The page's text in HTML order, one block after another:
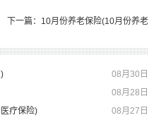
下一篇：10月份养老保险(10月份养老
08月30日
08月28日
08月27日
疗保险)